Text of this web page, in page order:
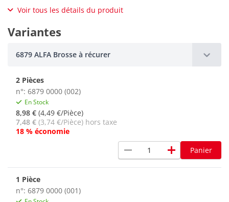
Voir tous les détails du produit
Variantes
6879 ALFA Brosse à récurer
2 Pièces
n°: 6879 0000 (002)
En Stock
8,98 € (4,49 €/Pièce)
7,48 € (3,74 €/Pièce) hors taxe
18 % économie
remove add Panier
1 Pièce
n°: 6879 0000 (001)